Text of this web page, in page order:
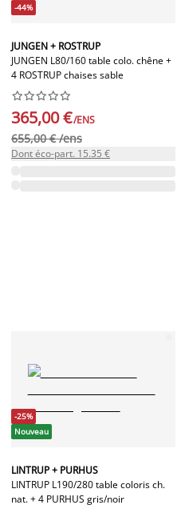
-44%
JUNGEN + ROSTRUP
JUNGEN L80/160 table colo. chêne +
4 ROSTRUP chaises sable






365,00 €/ENS
655,00 € /ens
Dont éco-part. 15.35 €
-25%
Nouveau
LINTRUP + PURHUS
LINTRUP L190/280 table coloris ch.
nat. + 4 PURHUS gris/noir